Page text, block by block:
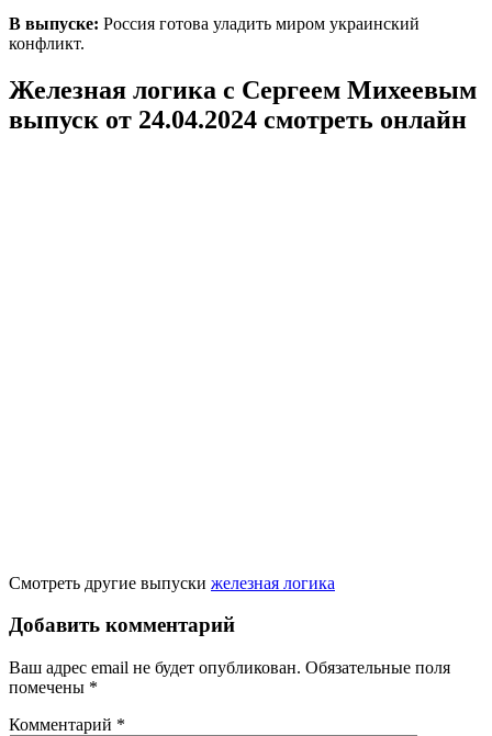
В выпуске: Россия готова уладить миром украинский
конфликт.
Железная логика с Сергеем Михеевым
выпуск от 24.04.2024 смотреть онлайн
Смотреть другие выпуски железная логика
Добавить комментарий
Ваш адрес email не будет опубликован. Обязательные поля
помечены *
Комментарий *